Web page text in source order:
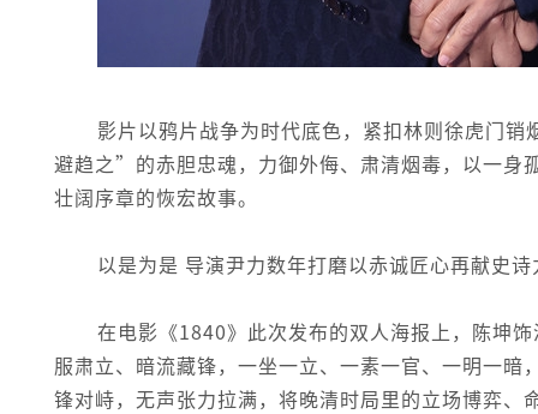
影片以鸦片战争为时代底色，紧扣林则徐虎门
避趋之”的赤胆忠魂，力御外侮、肃清烟毒，以一身
壮阔序章的恢宏故事。
以是为是 导演尹力数年打磨以赤诚匠心再献史诗
在电影《1840》此次发布的双人海报上，陈坤
服肃立、暗流藏锋，一坐一立、一素一官、一明一
锋对峙，无声张力拉满，将晚清时局里的立场博弈